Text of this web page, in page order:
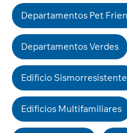
Departamentos Pet
Departamentos Verdes
Edificio Sismorresistente
Edificios Multifamiliares